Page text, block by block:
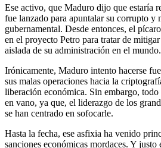
Ese activo, que Maduro dijo que estaría
fue lanzado para apuntalar su corrupto y
gubernamental. Desde entonces, el
en el proyecto Petro para tratar de
aislada de su administración en el mundo.
Irónicamente, Maduro intento hacerse
sus malas operaciones hacia la
liberación económica. Sin embargo,
en vano, ya que, el liderazgo de los
se han centrado en sofocarle.
Hasta la fecha, ese asfixia ha venido
sanciones económicas mordaces. Y justo